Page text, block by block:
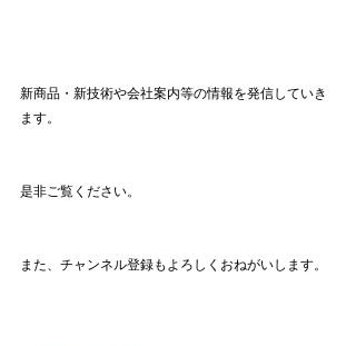
新商品・新技術や会社案内等の情報を発信していき
ます。
是非ご覧ください。
また、チャンネル登録もよろしくおねがいします。